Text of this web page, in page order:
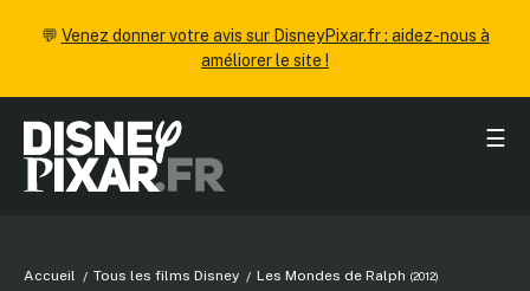
💬 Venez donner votre avis sur DisneyPixar.fr : aidez-nous à
améliorer le site !
☰
Accueil Tous les films Disney Les Mondes de Ralph (2012)